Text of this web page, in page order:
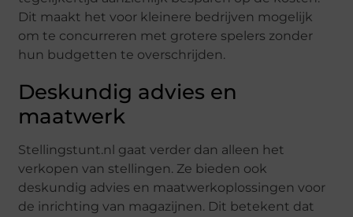
Dit maakt het voor kleinere bedrijven mogelijk
om te concurreren met grotere spelers zonder
hun budgetten te overschrijden.
Deskundig advies en
maatwerk
Stellingstunt.nl gaat verder dan alleen het
verkopen van stellingen. Ze bieden ook
deskundig advies en maatwerkoplossingen voor
de inrichting van magazijnen. Dit betekent dat